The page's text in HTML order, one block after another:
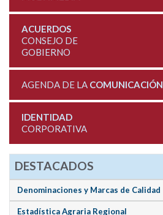
ACUERDOS
CONSEJO DE
GOBIERNO
AGENDA DE LA COMUNICACIÓN
IDENTIDAD
CORPORATIVA
DESTACADOS
Denominaciones y Marcas de Calidad
Estadística Agraria Regional